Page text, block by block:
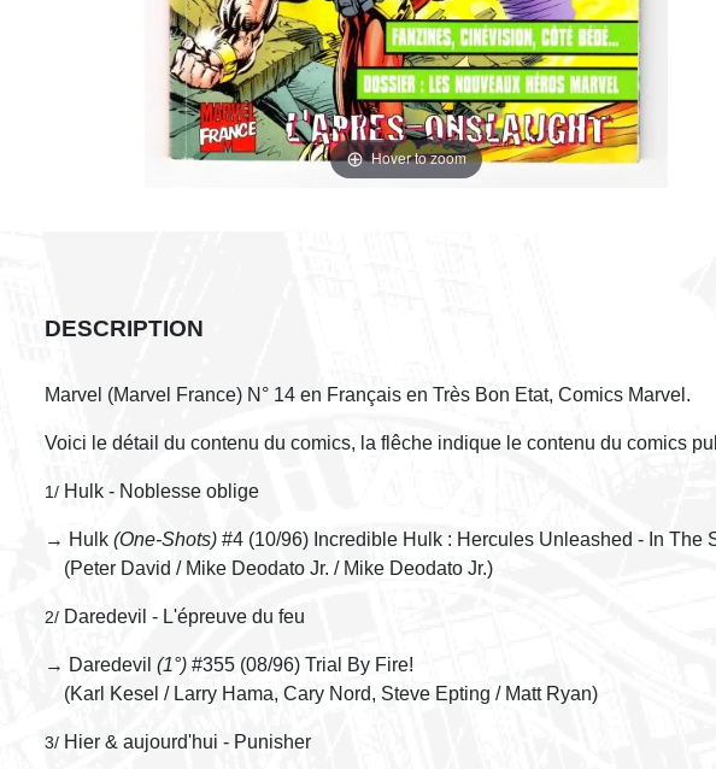
Hover to zoom
DESCRIPTION
Marvel (Marvel France) N° 14 en Français en Très Bon Etat, Comics Marvel.
Voici le détail du contenu du comics, la flêche indique le contenu du comics
1/ Hulk - Noblesse oblige
→ Hulk (One-Shots) #4 (10/96) Incredible Hulk : Hercules Unleashed - In The
(Peter David / Mike Deodato Jr. / Mike Deodato Jr.)
2/ Daredevil - L'épreuve du feu
→ Daredevil (1°) #355 (08/96) Trial By Fire!
(Karl Kesel / Larry Hama, Cary Nord, Steve Epting / Matt Ryan)
3/ Hier & aujourd'hui - Punisher